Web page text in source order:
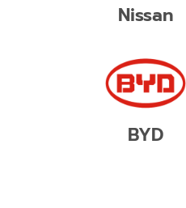
Nissan
BYD